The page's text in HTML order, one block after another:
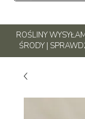
ROŚLINY
ŚRODY |